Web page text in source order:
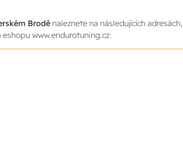
Broděnaleznete na následujících
www.endurotuning.cz: